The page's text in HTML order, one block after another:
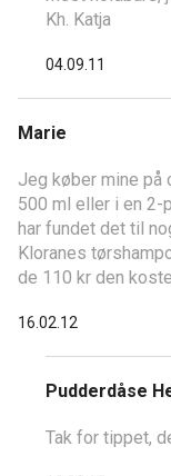
Kh. Katja
04.09.11
Marie
Jeg køber mine på
500 ml eller i en 2-
har fundet det til
Kloranes
de 110 kr den
16.02.12
Pudderdåse
Tak for tippet,